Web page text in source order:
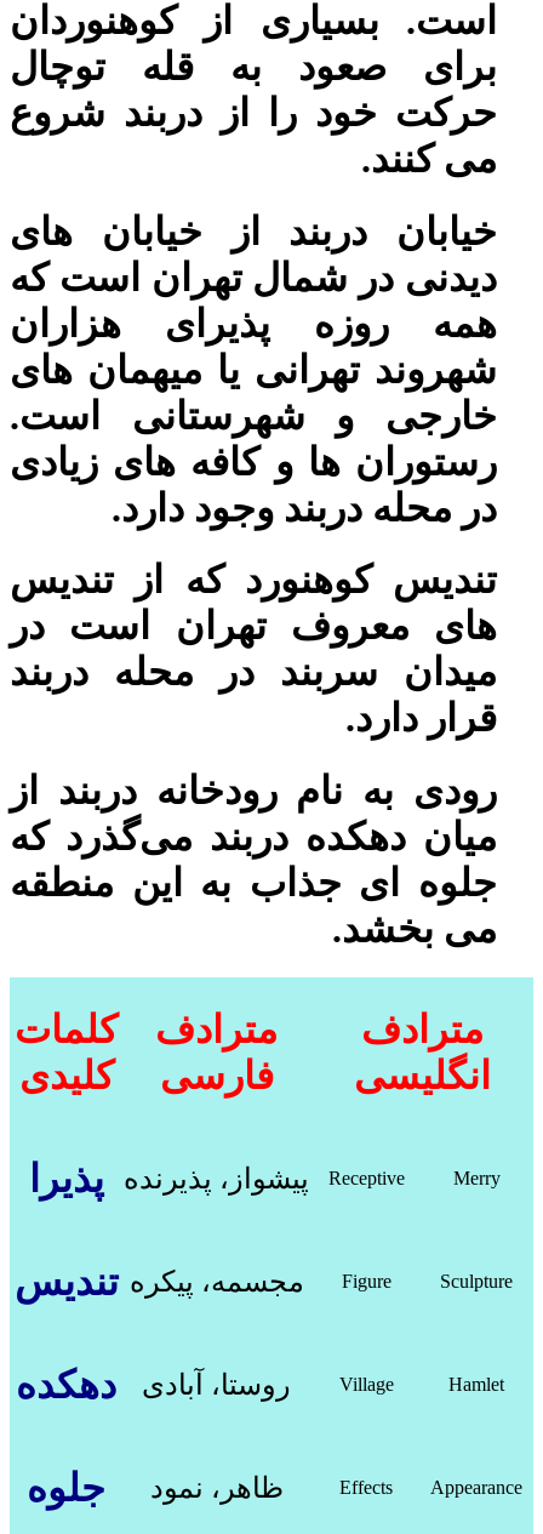
است. بسیاری از کوهنوردان
برای صعود به قله توچال
حرکت خود را از دربند شروع
می کنند.
خیابان دربند از خیابان های
دیدنی در شمال تهران است که
همه روزه پذیرای هزاران
شهروند تهرانی یا میهمان های
خارجی و شهرستانی است.
رستوران ها و کافه های زیادی
در محله دربند وجود دارد.
تندیس کوهنورد که از تندیس
های معروف تهران است در
میدان سربند در محله دربند
قرار دارد.
رودی به نام رودخانه دربند از
میان دهکده دربند می‌گذرد که
جلوه ای جذاب به این منطقه
می بخشد.
کلمات
کلیدی
مترادف
فارسی
مترادف
انگلیسی
پذیرا پیشواز، پذیرنده Receptive Merry
تندیس مجسمه، پیکره Figure Sculpture
دهکده روستا، آبادی Village Hamlet
جلوه ظاهر، نمود Effects Appearance